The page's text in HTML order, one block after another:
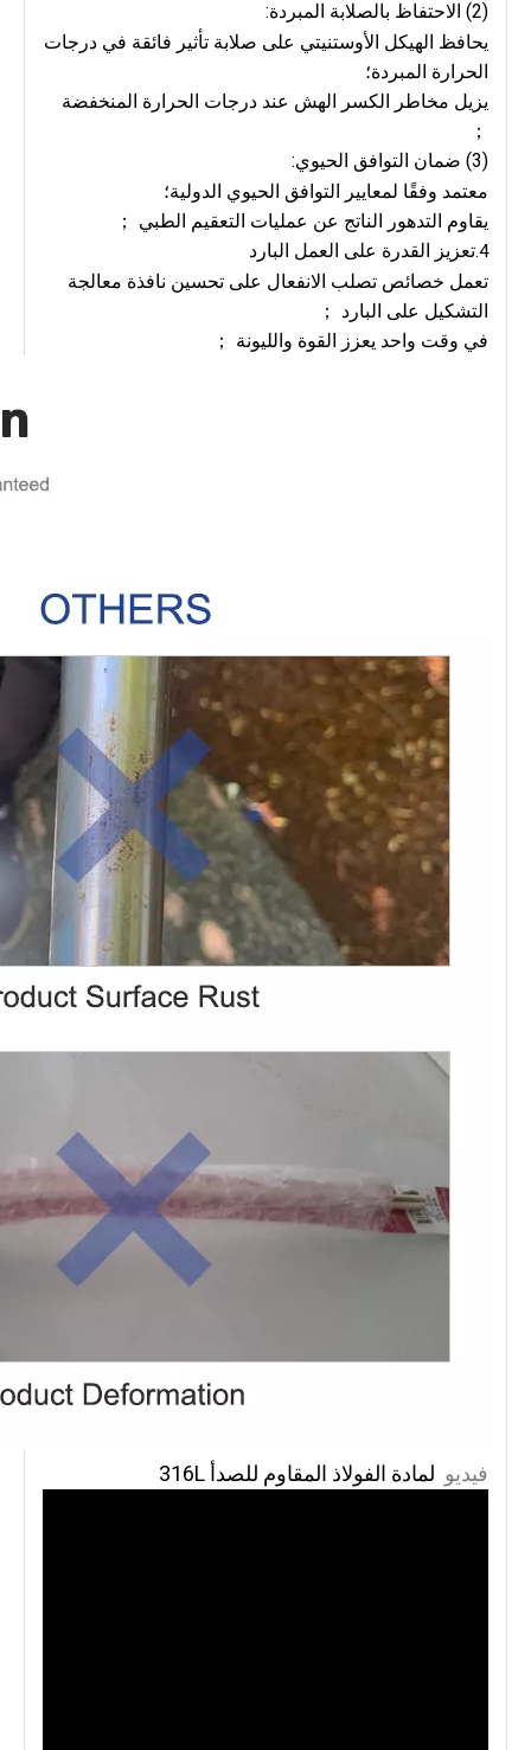
(2) الاحتفاظ بالصلابة المبردة:
يحافظ الهيكل الأوستنيتي على صلابة تأثير فائقة في درجات
الحرارة المبردة؛
يزيل مخاطر الكسر الهش عند درجات الحرارة المنخفضة
；
(3) ضمان التوافق الحيوي:
معتمد وفقًا لمعايير التوافق الحيوي الدولية؛
يقاوم التدهور الناتج عن عمليات التعقيم الطبي ；
4.تعزيز القدرة على العمل البارد
تعمل خصائص تصلب الانفعال على تحسين نافذة معالجة
التشكيل على البارد ；
في وقت واحد يعزز القوة والليونة ；
فيديو لمادة الفولاذ المقاوم للصدأ 316L